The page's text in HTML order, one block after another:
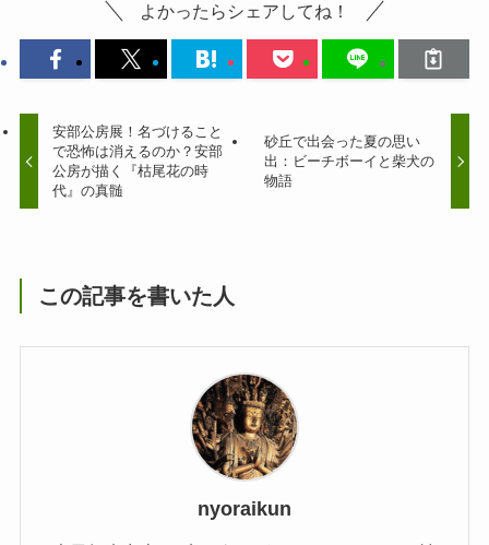
よかったらシェアしてね！
安部公房展！名づけること
で恐怖は消えるのか？安部
公房が描く『枯尾花の時
代』の真髄
砂丘で出会った夏の思い
出：ビーチボーイと柴犬の
物語
この記事を書いた人
nyoraikun